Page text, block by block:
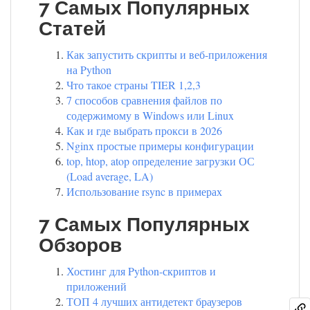
7 Самых Популярных
Статей
Как запустить скрипты и веб-приложения
на Python
Что такое страны TIER 1,2,3
7 способов сравнения файлов по
содержимому в Windows или Linux
Как и где выбрать прокси в 2026
Nginx простые примеры конфигурации
top, htop, atop определение загрузки ОС
(Load average, LA)
Использование rsync в примерах
7 Самых Популярных
Обзоров
Хостинг для Python-скриптов и
приложений
ТОП 4 лучших антидетект браузеров